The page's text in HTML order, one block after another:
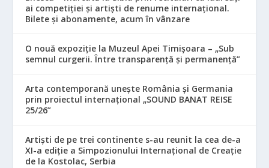
ai competiției și artiști de renume internațional.
Bilete și abonamente, acum în vânzare
O nouă expoziție la Muzeul Apei Timișoara – „Sub
semnul curgerii. Între transparență și permanență”
Arta contemporană unește România și Germania
prin proiectul internațional „SOUND BANAT REISE
25/26”
Artiști de pe trei continente s-au reunit la cea de-a
XI-a ediție a Simpozionului Internațional de Creație
de la Kostolac, Serbia